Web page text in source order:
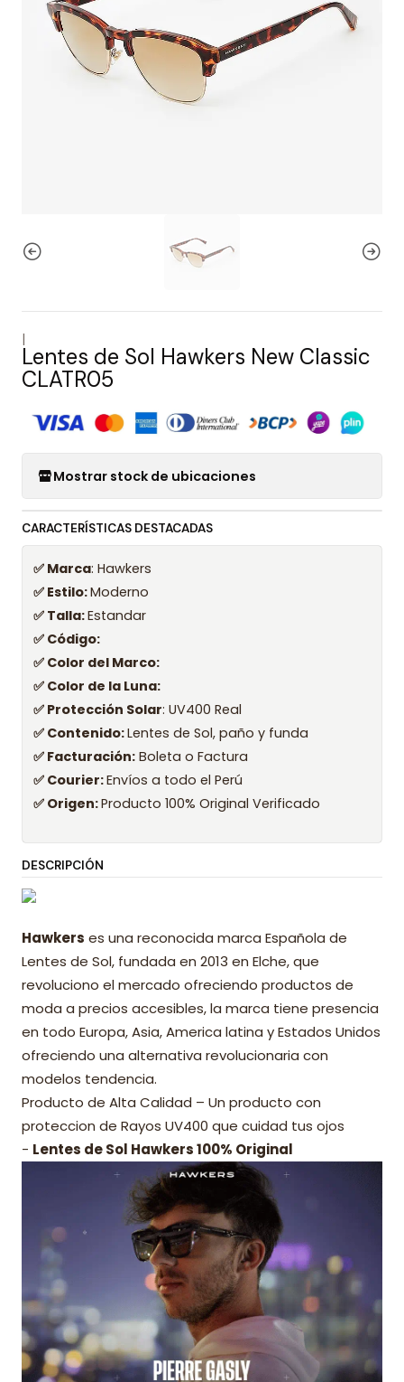
|
Lentes de Sol Hawkers New Classic
CLATR05
Mostrar stock de ubicaciones
CARACTERÍSTICAS DESTACADAS
✅ Marca: Hawkers
✅ Estilo:Moderno
✅ Talla:Estandar
✅ Código:
✅ Color del Marco:
✅ Color de la Luna:
✅ Protección Solar: UV400 Real
✅ Contenido:Lentes de Sol, paño y funda
✅ Facturación: Boleta o Factura
✅ Courier:Envíos a todo el Perú
✅ Origen:Producto 100% Original Verificado
DESCRIPCIÓN
Hawkers es una reconocida marca Española de
Lentes de Sol, fundada en 2013 en Elche, que
revoluciono el mercado ofreciendo productos de
moda a precios accesibles, la marca tiene presencia
en todo Europa, Asia, America latina y Estados Unidos
ofreciendo una alternativa revolucionaria con
modelos tendencia.
Producto de Alta Calidad – Un producto con
proteccion de Rayos UV400 que cuidad tus ojos
- Lentes de Sol Hawkers 100% Original